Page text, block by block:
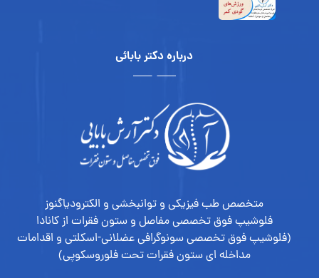
درباره دکتر بابائی
متخصص طب فیزیکی و توانبخشی و الکترودیاگنوز
فلوشیپ فوق تخصصی مفاصل و ستون فقرات از کانادا
(فلوشیپ فوق تخصصی سونوگرافی عضلانی-اسکلتی و اقدامات
مداخله ای ستون فقرات تحت فلوروسکوپی)